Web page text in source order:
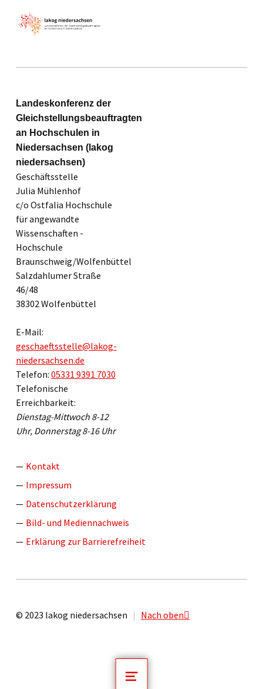
MENU
lakog niedersachsen
Landeskonferenz der
Gleichstellungsbeauftragten
an Hochschulen in
Niedersachsen (lakog
niedersachsen)
Geschäftsstelle
Julia Mühlenhof
c/o Ostfalia Hochschule
für angewandte
Wissenschaften -
Hochschule
Braunschweig/Wolfenbüttel
Salzdahlumer Straße
46/48
38302 Wolfenbüttel
E-Mail:
geschaeftsstelle@lakog-
niedersachsen.de
Telefon: 05331 9391 7030
Telefonische
Erreichbarkeit:
Dienstag-Mittwoch 8-12
Uhr, Donnerstag 8-16 Uhr
Kontakt
Impressum
Datenschutzerklärung
Bild- und Mediennachweis
Erklärung zur Barrierefreiheit
© 2023 lakog niedersachsen Nach oben